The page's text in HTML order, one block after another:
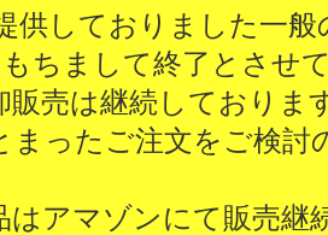
供しておりました一
ちまして終了とさせ
販売は継続しておりま
まったご注文をご検討
はアマゾンにて販売継